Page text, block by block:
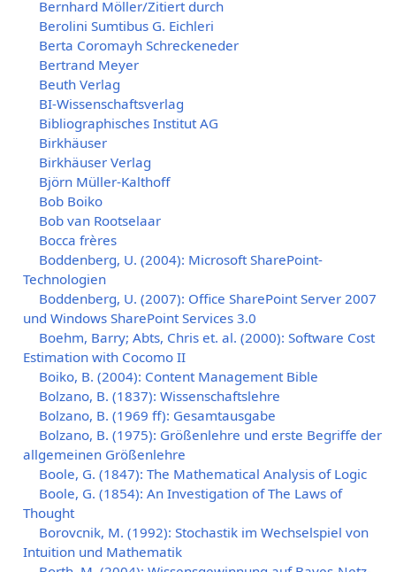
Bernhard Möller/Zitiert durch
Berolini Sumtibus G. Eichleri
Berta Coromayh Schreckeneder
Bertrand Meyer
Beuth Verlag
BI-Wissenschaftsverlag
Bibliographisches Institut AG
Birkhäuser
Birkhäuser Verlag
Björn Müller-Kalthoff
Bob Boiko
Bob van Rootselaar
Bocca frères
Boddenberg, U. (2004): Microsoft SharePoint-
Technologien
Boddenberg, U. (2007): Office SharePoint Server 2007
und Windows SharePoint Services 3.0
Boehm, Barry; Abts, Chris et. al. (2000): Software Cost
Estimation with Cocomo II
Boiko, B. (2004): Content Management Bible
Bolzano, B. (1837): Wissenschaftslehre
Bolzano, B. (1969 ff): Gesamtausgabe
Bolzano, B. (1975): Größenlehre und erste Begriffe der
allgemeinen Größenlehre
Boole, G. (1847): The Mathematical Analysis of Logic
Boole, G. (1854): An Investigation of The Laws of
Thought
Borovcnik, M. (1992): Stochastik im Wechselspiel von
Intuition und Mathematik